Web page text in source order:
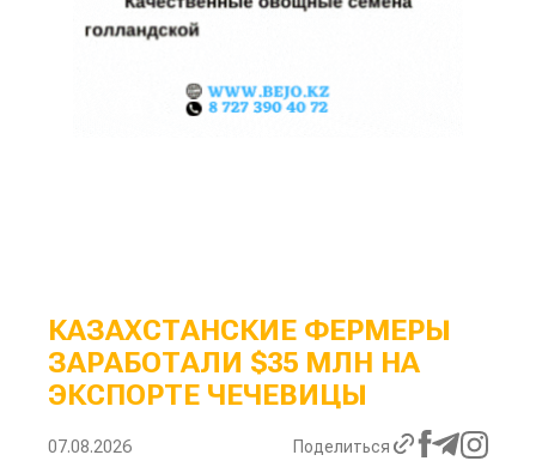
КАЗАХСТАНСКИЕ ФЕРМЕРЫ
ЗАРАБОТАЛИ $35 МЛН НА
ЭКСПОРТЕ ЧЕЧЕВИЦЫ
07.08.2026 Поделиться